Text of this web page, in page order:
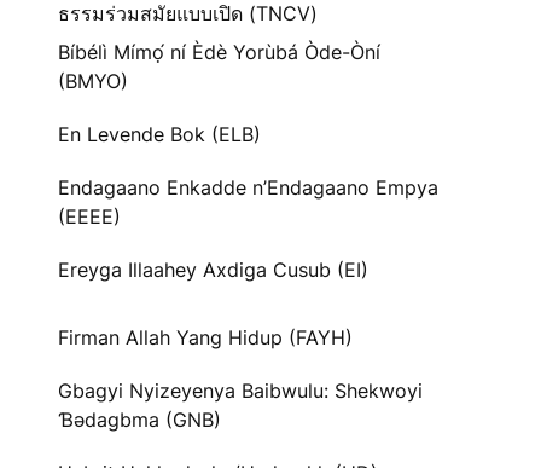
ธรรมร่วมสมัยแบบเปิด (TNCV)
Bíbélì Mímọ́ ní Èdè Yorùbá Òde-Òní
(BMYO)
En Levende Bok (ELB)
Endagaano Enkadde n’Endagaano Empya
(EEEE)
Ereyga Illaahey Axdiga Cusub (EI)
Firman Allah Yang Hidup (FAYH)
Gbagyi Nyizeyenya Baibwulu: Shekwoyi
Ɓədagbma (GNB)